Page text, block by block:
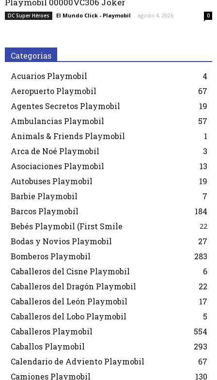
Playmobil 00000VC306 Joker
DC Super Héroes El Mundo Click - Playmobil - agosto 4, 2026 0
Categorias
Acuarios Playmobil
4
Aeropuerto Playmobil
67
Agentes Secretos Playmobil
19
Ambulancias Playmobil
57
Animals & Friends Playmobil
1
Arca de Noé Playmobil
3
Asociaciones Playmobil
13
Autobuses Playmobil
19
Barbie Playmobil
7
Barcos Playmobil
184
Bebés Playmobil (First Smile
22
Bodas y Novios Playmobil
27
Bomberos Playmobil
283
Caballeros del Cisne Playmobil
6
Caballeros del Dragón Playmobil
22
Caballeros del León Playmobil
17
Caballeros del Lobo Playmobil
5
Caballeros Playmobil
554
Caballos Playmobil
293
Calendario de Adviento Playmobil
67
Camiones Playmobil
130